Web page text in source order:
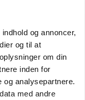
og annoncer,
og til at
om din
inden for
og analysepartnere.
med andre